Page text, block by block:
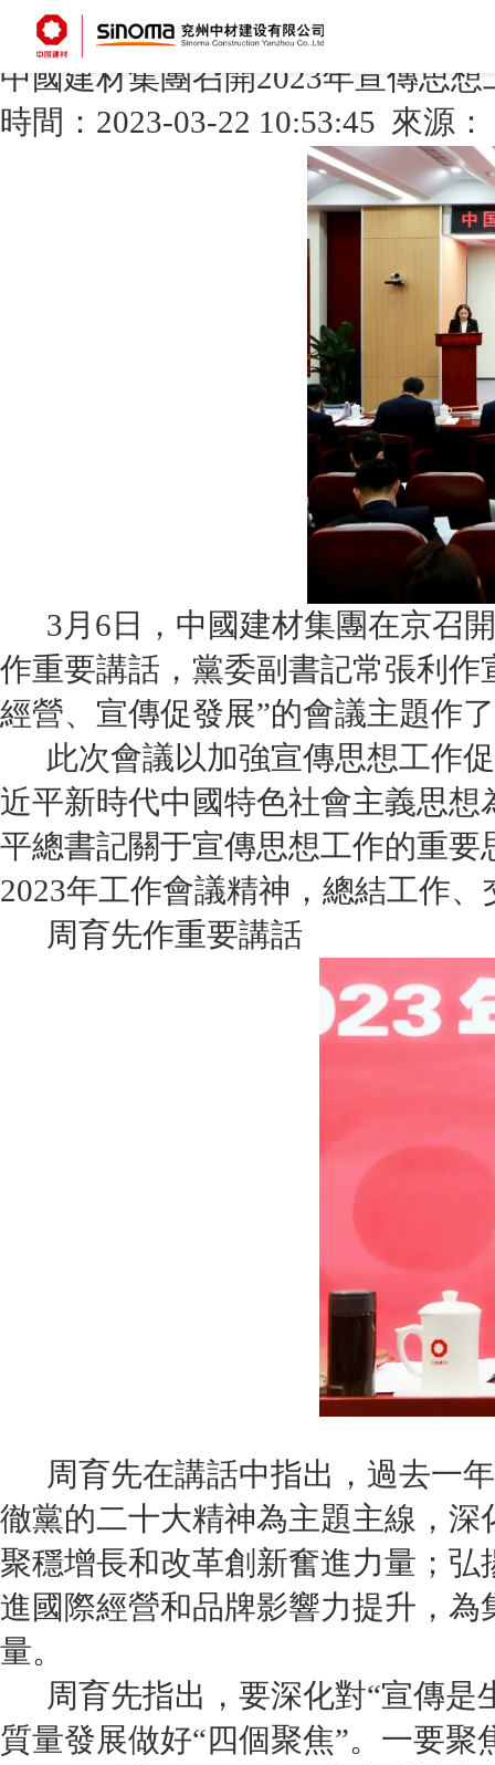
线网站观看-av男人的天堂在线-h成人在线
您當前的位置：
首頁>新聞中心>集團新聞
中國建材集團召開2023年宣傳思
時間：2023-03-22 10:53:45 來源
3月6日，中國建材集團在京召開
作重要講話，黨委副書記常張利
經營、宣傳促發展”的會議主題作
此次會議以加強宣傳思想工作促
近平新時代中國特色社會主義思
平總書記關于宣傳思想工作的重
2023年工作會議精神，總結工作
周育先作重要講話
周育先在講話中指出，過去一年
徹黨的二十大精神為主題主線，
聚穩增長和改革創新奮進力量；
進國際經營和品牌影響力提升，
量。
周育先指出，要深化對“宣傳是
質量發展做好“四個聚焦”。一要